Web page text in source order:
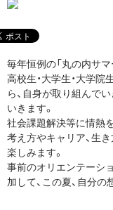
毎年恒例の「丸の内サ
高校生・大学生・大学
ら、自身が取り組んで
いきます。
社会課題解決等に情熱
考え方やキャリア、生
楽しみます。
事前のオリエンテーシ
加して、この夏、自分